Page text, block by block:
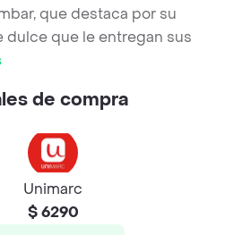
que destaca por su
que le entregan sus
de compra
Unimarc
$ 6290